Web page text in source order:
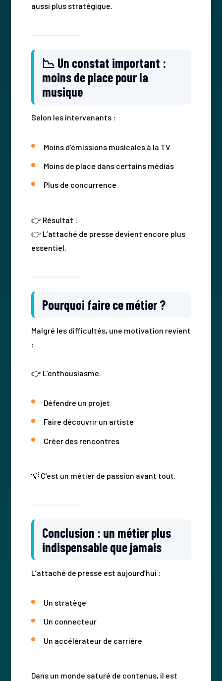
aussi plus stratégique.
📉 Un constat important :
moins de place pour la
musique
Selon les intervenants :
Moins d’émissions musicales à la TV
Moins de place dans certains médias
Plus de concurrence
👉 Résultat :
👉 L’attaché de presse devient encore plus
essentiel.
Pourquoi faire ce métier ?
Malgré les difficultés, une motivation revient
:
👉 L’enthousiasme.
Défendre un projet
Faire découvrir un artiste
Créer des rencontres
💡 C’est un métier de passion avant tout.
Conclusion : un métier plus
indispensable que jamais
L’attaché de presse est aujourd’hui :
Un stratège
Un connecteur
Un accélérateur de carrière
Dans un monde saturé de contenus, il est